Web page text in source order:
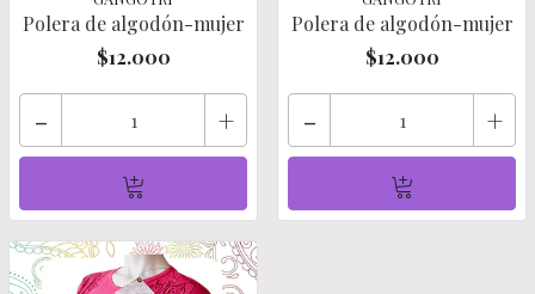
Polera de algodón-mujer
$12.000
- +
Polera de algodón-mujer
$12.000
- +